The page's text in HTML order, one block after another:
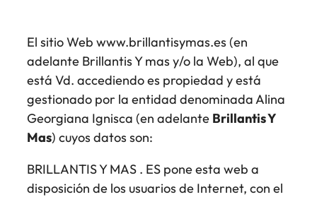
El sitio Web www.brillantisymas.es (en
adelante Brillantis Y mas y/o la Web), al que
está Vd. accediendo es propiedad y está
gestionado por la entidad denominada Alina
Georgiana Ignisca (en adelante Brillantis Y
Mas) cuyos datos son:
BRILLANTIS Y MAS . ES pone esta web a
disposición de los usuarios de Internet, con el